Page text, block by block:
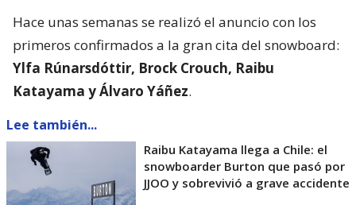
Hace unas semanas se realizó el anuncio con los
primeros confirmados a la gran cita del snowboard:
Ylfa Rúnarsdóttir, Brock Crouch, Raibu
Katayama y Álvaro Yáñez.
Lee también...
Raibu Katayama llega a Chile: el
snowboarder Burton que pasó por
JJOO y sobrevivió a grave accidente